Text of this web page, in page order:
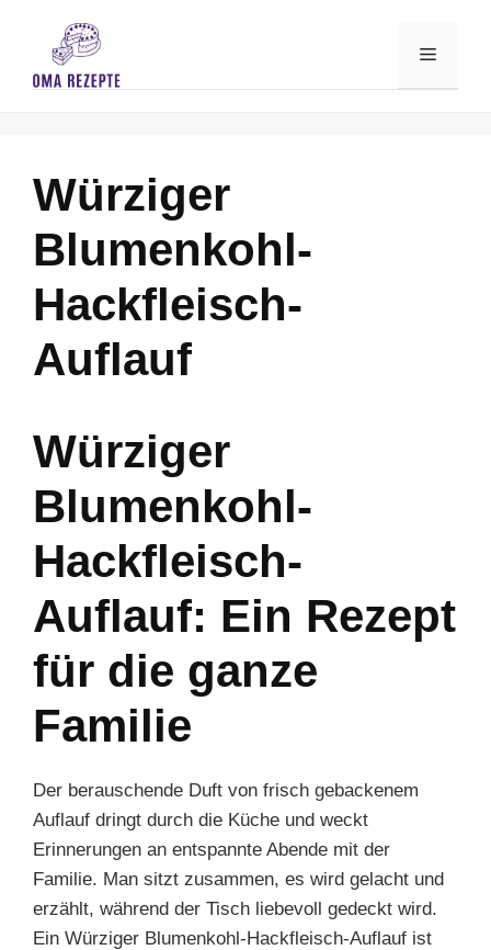
content
Menu
Würziger
Blumenkohl-
Hackfleisch-
Auflauf
Würziger
Blumenkohl-
Hackfleisch-
Auflauf: Ein Rezept
für die ganze
Familie
Der berauschende Duft von frisch gebackenem
Auflauf dringt durch die Küche und weckt
Erinnerungen an entspannte Abende mit der
Familie. Man sitzt zusammen, es wird gelacht und
erzählt, während der Tisch liebevoll gedeckt wird.
Ein Würziger Blumenkohl-Hackfleisch-Auflauf ist